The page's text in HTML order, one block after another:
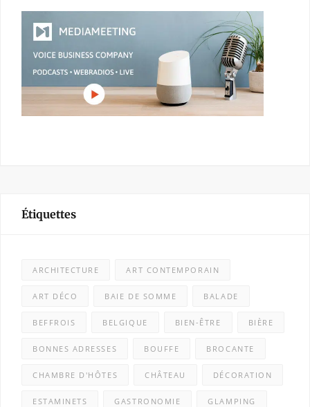
Étiquettes
ARCHITECTURE ART CONTEMPORAIN
ART DÉCO BAIE DE SOMME BALADE
BEFFROIS BELGIQUE BIEN-ÊTRE BIÈRE
BONNES ADRESSES BOUFFE BROCANTE
CHAMBRE D'HÔTES CHÂTEAU DÉCORATION
ESTAMINETS GASTRONOMIE GLAMPING